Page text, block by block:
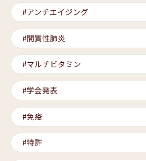
アンチエイジング
間質性肺炎
マルチビタミン
学会発表
免疫
特許